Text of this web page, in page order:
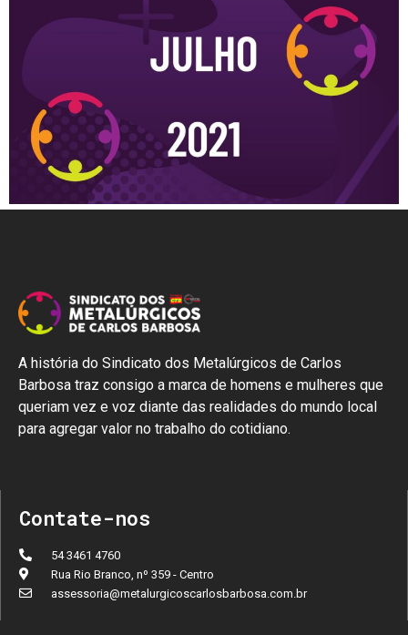
A história do Sindicato dos Metalúrgicos de Carlos
Barbosa traz consigo a marca de homens e mulheres que
queriam vez e voz diante das realidades do mundo local
para agregar valor no trabalho do cotidiano.
Contate-nos
54 3461 4760
Rua Rio Branco, nº 359 - Centro
assessoria@metalurgicoscarlosbarbosa.com.br